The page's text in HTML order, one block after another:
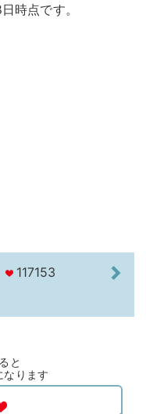
時点です。
117153
と
なります